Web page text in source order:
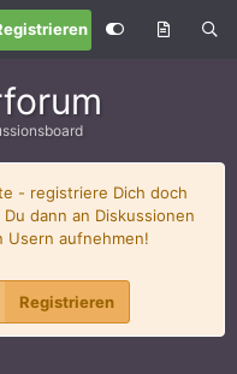
- registriere Dich doch
dann an Diskussionen
Usern aufnehmen!
Registrieren